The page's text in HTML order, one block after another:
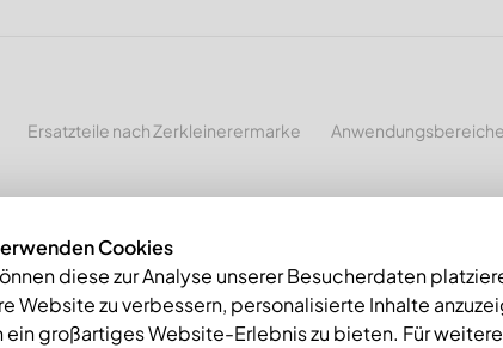
Ersatzteile nach Zerkleinerermarke Anwendungsbereiche
Gegenmesser links 463x176x30 Premium Line,
Cookies
diese zur Analyse unserer Besucherdaten
Website zu verbessern, personalisierte Inhalte
ein großartiges Website-Erlebnis zu bieten. Für weitere